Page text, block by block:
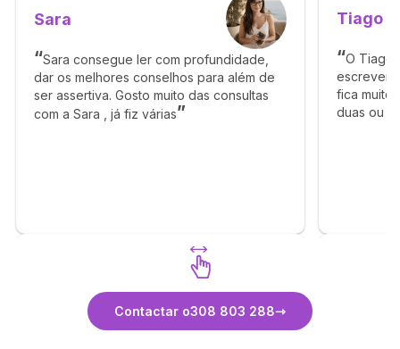
Sara
Sara consegue ler com profundidade,
dar os melhores conselhos para além de
ser assertiva. Gosto muito das consultas
com a Sara , já fiz várias
Tiago
O Tiago
escrever
fica muito
duas ou
Contactar o308 803 288